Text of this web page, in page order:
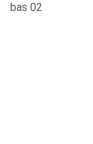
bas 02